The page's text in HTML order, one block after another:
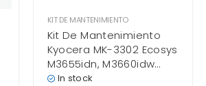
KIT DE MANTENIMIENTO
Kit De Mantenimiento
Kyocera MK-3302 Ecosys
M3655idn, M3660idw
Original
In stock